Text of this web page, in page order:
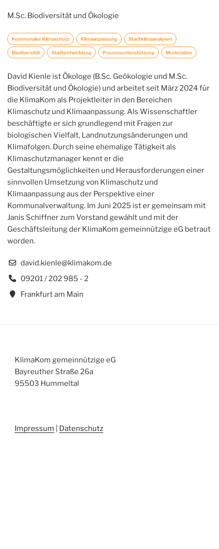
M.Sc. Biodiversität und Ökologie
Kommunaler Klimaschutz Klimaanpassung Stadtklimaanalysen
Biodiversität Stadtentwicklung Prozessunterstützung Moderation
David Kienle ist Ökologe (B.Sc. Geökologie und M.Sc.
Biodiversität und Ökologie) und arbeitet seit März 2024 für
die KlimaKom als Projektleiter in den Bereichen
Klimaschutz und Klimaanpassung. Als Wissenschaftler
beschäftigte er sich grundlegend mit Fragen zur
biologischen Vielfalt, Landnutzungsänderungen und
Klimafolgen. Durch seine ehemalige Tätigkeit als
Klimaschutzmanager kennt er die
Gestaltungsmöglichkeiten und Herausforderungen einer
sinnvollen Umsetzung von Klimaschutz und
Klimaanpassung aus der Perspektive einer
Kommunalverwaltung. Im Juni 2025 ist er gemeinsam mit
Janis Schiffner zum Vorstand gewählt und mit der
Geschäftsleitung der KlimaKom gemeinnützige eG betraut
worden.
david.kienle@klimakom.de
09201 / 202 985 - 2
Frankfurt am Main
KlimaKom gemeinnützige eG
Bayreuther Straße 26a
95503 Hummeltal
Impressum Datenschutz